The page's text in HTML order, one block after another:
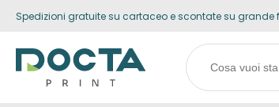
Skip to
Spedizioni gratuite su cartaceo e scontate su grande
Search
products
Go to